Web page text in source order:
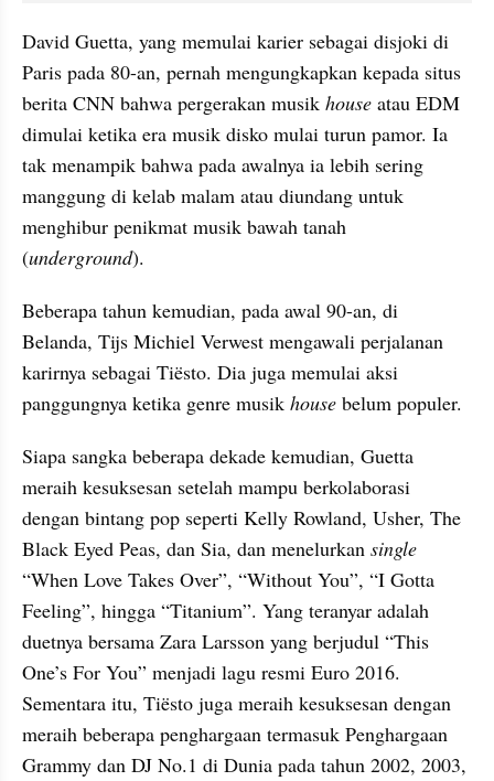
David Guetta, yang memulai karier sebagai disjoki di
Paris pada 80-an, pernah mengungkapkan kepada situs
berita CNN bahwa pergerakan musik house atau EDM
dimulai ketika era musik disko mulai turun pamor. Ia
tak menampik bahwa pada awalnya ia lebih sering
manggung di kelab malam atau diundang untuk
menghibur penikmat musik bawah tanah
(underground).
Beberapa tahun kemudian, pada awal 90-an, di
Belanda, Tijs Michiel Verwest mengawali perjalanan
karirnya sebagai Tiësto. Dia juga memulai aksi
panggungnya ketika genre musik house belum populer.
Siapa sangka beberapa dekade kemudian, Guetta
meraih kesuksesan setelah mampu berkolaborasi
dengan bintang pop seperti Kelly Rowland, Usher, The
Black Eyed Peas, dan Sia, dan menelurkan single
“When Love Takes Over”, “Without You”, “I Gotta
Feeling”, hingga “Titanium”. Yang teranyar adalah
duetnya bersama Zara Larsson yang berjudul “This
One’s For You” menjadi lagu resmi Euro 2016.
Sementara itu, Tiësto juga meraih kesuksesan dengan
meraih beberapa penghargaan termasuk Penghargaan
Grammy dan DJ No.1 di Dunia pada tahun 2002, 2003,